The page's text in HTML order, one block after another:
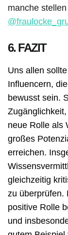
manche
6. FAZIT
Uns allen
Influencern,
bewusst sein.
neue Rolle als
großes
erreichen.
gleichzeitig
zu überprüfen.
positive Rolle
und